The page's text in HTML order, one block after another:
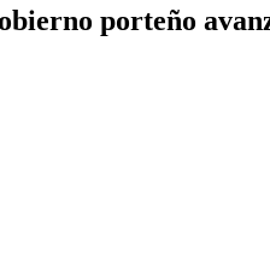
porteño